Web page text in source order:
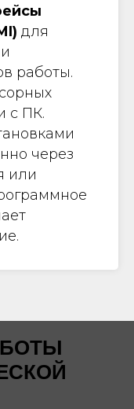
для
работы.
с ПК.
через
или